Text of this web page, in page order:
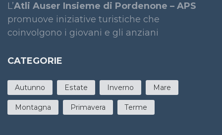
L’Atli Auser Insieme di Pordenone – APS
promuove iniziative turistiche che
coinvolgono i giovani e gli anziani
CATEGORIE
Autunno Estate Inverno Mare
Montagna Primavera Terme